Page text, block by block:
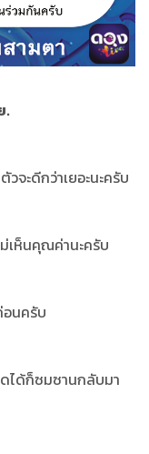
.
จะดีกว่าเยอะนะครับ
ม่เห็นคุณค่านะครับ
นครับ
ได้ก็ซมซานกลับมา